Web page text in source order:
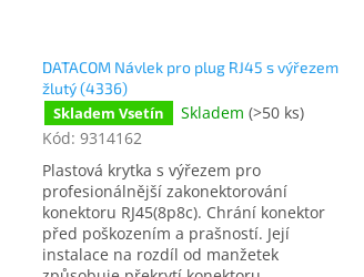
DATACOM Návlek pro plug RJ45 s výřezem
žlutý (4336)
Skladem Vsetín Skladem (>50 ks)
Kód: 9314162
Plastová krytka s výřezem pro
profesionálnější zakonektorování
konektoru RJ45(8p8c). Chrání konektor
před poškozením a prašností. Její
instalace na rozdíl od manžetek